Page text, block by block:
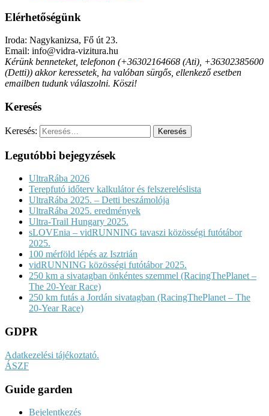
Elérhetőségünk
Iroda: Nagykanizsa, Fő út 23.
Email: info@vidra-vizitura.hu
Kérünk benneteket, telefonon (+36302164668 (Ati), +36302385600
(Detti)) akkor keressetek, ha valóban sürgős, ellenkező esetben
emailben tudunk válaszolni. Köszi!
Keresés
Keresés:
Legutóbbi bejegyzések
UltraRába 2026
Terepfutó időterv kalkulátor és felszereléslista
UltraRába 2025. – Detti beszámolója
UltraRába 2025. eredmények
Ultra-Trail Hungary 2025.
sLOVEnia – vidRUNNING tavaszi közösségi futótábor
2025.
100 mérföld lépés az Isztrián
vidRUNNING közösségi futótábor 2025.
250 km a sivatagban önkéntes szemmel (RacingThePlanet –
The 20-Year Race)
250 km futás a Jordán sivatagban (RacingThePlanet – The
20-Year Race)
GDPR
Adatkezelési tájékoztató.
ÁSZF
Guide garden
Bejelentkezés